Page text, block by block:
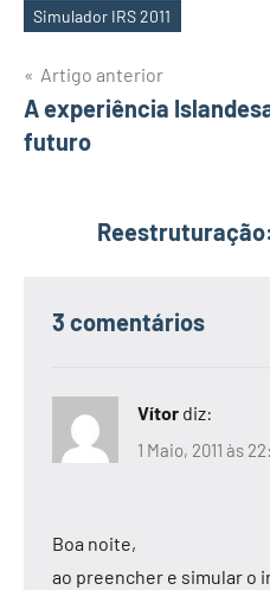
Etiquetas
Simulador IRS 2011
Navegação
de
Artigo anterior
A experiência
futuro
3 comentários
Vítor diz:
1 Maio, 2011 às
Boa noite,
ao preencher e simular o